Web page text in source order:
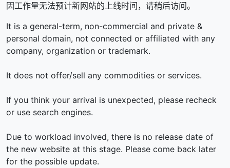
因工作量无法预计新网站的上线时间，请稍后访问。
It is a general-term, non-commercial and private &
personal domain, not connected or affiliated with any
company, organization or trademark.
It does not offer/sell any commodities or services.
If you think your arrival is unexpected, please recheck
or use search engines.
Due to workload involved, there is no release date of
the new website at this stage. Please come back later
for the possible update.